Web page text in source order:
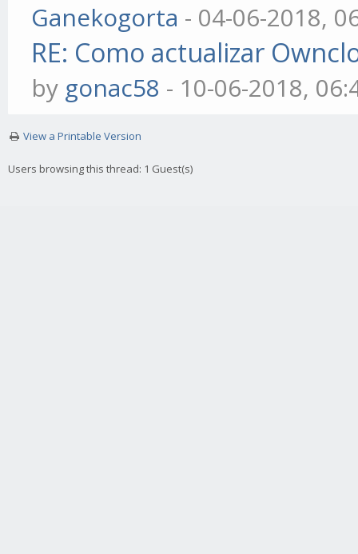
Ganekogorta - 04-06-2018,
RE: Como actualizar
by gonac58 - 10-06-2018,
View a Printable Version
Users browsing this thread: 1 Guest(s)